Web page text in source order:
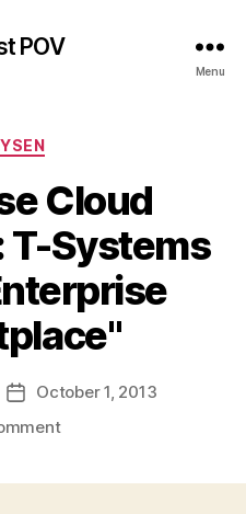
POV
Menu
Categories
Cloud
T-Systems
PostOctober 1, 2013
on